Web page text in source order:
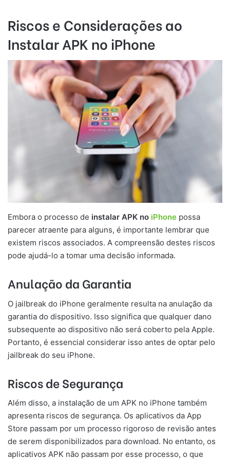
Riscos e Considerações ao
Instalar APK no iPhone
Embora o processo de instalar APK no iPhone possa
parecer atraente para alguns, é importante lembrar que
existem riscos associados. A compreensão destes riscos
pode ajudá-lo a tomar uma decisão informada.
Anulação da Garantia
O jailbreak do iPhone geralmente resulta na anulação da
garantia do dispositivo. Isso significa que qualquer dano
subsequente ao dispositivo não será coberto pela Apple.
Portanto, é essencial considerar isso antes de optar pelo
jailbreak do seu iPhone.
Riscos de Segurança
Além disso, a instalação de um APK no iPhone também
apresenta riscos de segurança. Os aplicativos da App
Store passam por um processo rigoroso de revisão antes
de serem disponibilizados para download. No entanto, os
aplicativos APK não passam por esse processo, o que